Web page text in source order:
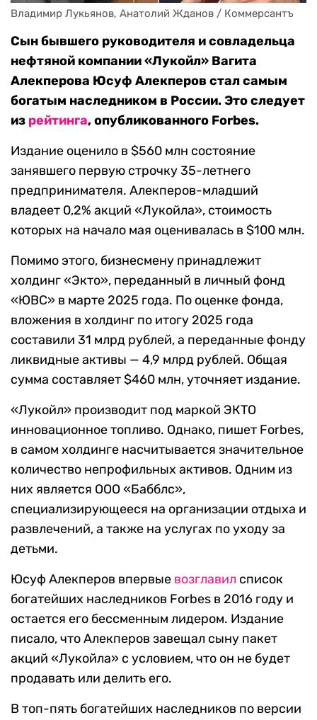
Владимир Лукьянов, Анатолий Жданов / Коммерсантъ
Сын бывшего руководителя и совладельца
нефтяной компании «Лукойл» Вагита
Алекперова Юсуф Алекперов стал самым
богатым наследником в России. Это следует
из рейтинга, опубликованного Forbes.
Издание оценило в $560 млн состояние
занявшего первую строчку 35-летнего
предпринимателя. Алекперов-младший
владеет 0,2% акций «Лукойла», стоимость
которых на начало мая оценивалась в $100 млн.
Помимо этого, бизнесмену принадлежит
холдинг «Экто», переданный в личный фонд
«ЮВС» в марте 2025 года. По оценке фонда,
вложения в холдинг по итогу 2025 года
составили 31 млрд рублей, а переданные фонду
ликвидные активы — 4,9 млрд рублей. Общая
сумма составляет $460 млн, уточняет издание.
«Лукойл» производит под маркой ЭКТО
инновационное топливо. Однако, пишет Forbes,
в самом холдинге насчитывается значительное
количество непрофильных активов. Одним из
них является ООО «Бабблс»,
специализирующееся на организации отдыха и
развлечений, а также на услугах по уходу за
детьми.
Юсуф Алекперов впервые возглавил список
богатейших наследников Forbes в 2016 году и
остается его бессменным лидером. Издание
писало, что Алекперов завещал сыну пакет
акций «Лукойла» с условием, что он не будет
продавать или делить его.
В топ-пять богатейших наследников по версии